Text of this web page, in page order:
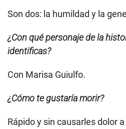
Son dos: la humildad y la
¿Con qué personaje de la
identificas?
Con Marisa Guiulfo.
¿Cómo te gustaría morir?
Rápido y sin causarles dolor